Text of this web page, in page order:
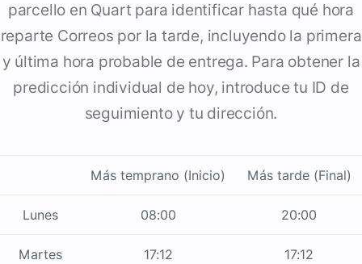
parcello en Quart para identificar hasta qué hora
reparte Correos por la tarde, incluyendo la primera
y última hora probable de entrega. Para obtener la
predicción individual de hoy, introduce tu ID de
seguimiento y tu dirección.
Más temprano (Inicio) Más tarde (Final)
Lunes 08:00 20:00
Martes 17:12 17:12